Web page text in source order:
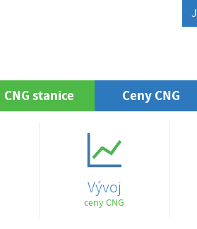
CNG stanice (aktuální)Ceny CNG
Vývoj
ceny CNG